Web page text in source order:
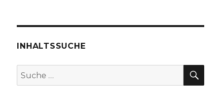
INHALTSSUCHE
Suche
nach: